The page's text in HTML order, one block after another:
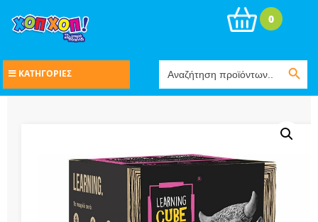
for:
Search Button
0
ΚΑΤΗΓΟΡΙΕΣ